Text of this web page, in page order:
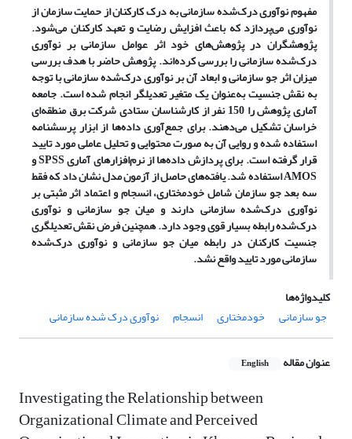
مفهوم نوآوری درکشده سازمانی به درک کارکنان از حمایت سازمان از
نوآوری میپردازد که باعث افزایش رضایت و تعهد کارکنان میشود.
پژوهشگران در پژوهشهای خود اثر عوامل سازمانی بر نوآوری
درکشده سازمانی را بررسی کردهاند. پژوهش حاضر با هدف بررسی
میزان اثر جو سازمانی و ابعاد آن بر نوآوری درکشده سازمانی با توجه
به نقش جنسیت بهعنوان یک متغیر تعدیلگر انجام شده است. جامعه
آماری پژوهش را 150 نفر از کارشناسان ستادی شرکت برق منطقه ای
خراسان تشکیل میدهند. برای جمعآوری دادهها از ابزار پرسشنامه
استفاده شده و روایی آن به صورت محتوایی و تحلیل عاملی مورد تایید
قرار گرفته است. برای پردازش دادهها از نرمافزارهای آماریSPSSو
AMOSاستفاده شد. یافتههای حاصل از آزمون مدل نشان داد که فقط
سه بعد جو سازمان شامل خودمختاری، انسجام و اعتماد اثر مثبتی بر
نوآوری درکشده سازمانی دارند و میان جو سازمانی و نوآوری
درکشده رابطه بسیار قوی وجود دارد. همچنین فرض نقش تعدیلگری
جنسیت کارکنان در رابطه میان جو سازمانی و نوآوری درکشده
سازمانی مورد تایید واقع نشد.
کلیدواژه‌ها
جو سازمانی
خودمختاری انسجام نوآوری درک شده سازمانی
عنوان مقاله English
Investigating the Relationship between
Organizational Climate and Perceived